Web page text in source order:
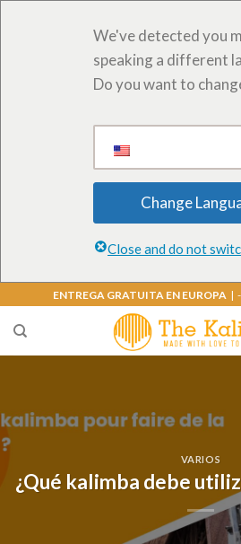
We've detected you
speaking a different
Do you want to
Change
Close and do not
contenido
ENTREGA GRATUITA EN EUROPA |
VARIOS
¿Qué kalimba debe